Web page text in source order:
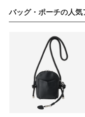
【ロングユース】
き。取り外し可能な
ポケットに収納できま
【素材】
子どもの小さな冒険
材には撥水加工が施
バッグ・ポーチの人気